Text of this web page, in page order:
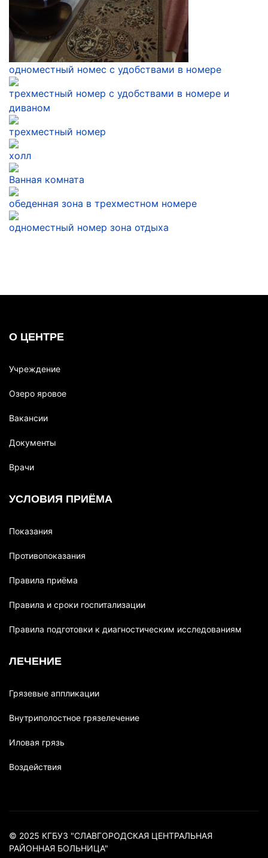
одноместный номес с удобствами в номере
трехместный номер с удобствами в номере и
диваном
трехместный номер
холл
Ванная комната
обеденная зона в трехместном номере
одноместный номер зона отдыха
О ЦЕНТРЕ
Учреждение
Озеро яровое
Вакансии
Документы
Врачи
УСЛОВИЯ ПРИЁМА
Показания
Противопоказания
Правила приёма
Правила и сроки госпитализации
Правила подготовки к диагностическим исследованиям
ЛЕЧЕНИЕ
Грязевые аппликации
Внутриполостное грязелечение
Иловая грязь
Воздействия
© 2025 КГБУЗ "СЛАВГОРОДСКАЯ ЦЕНТРАЛЬНАЯ
РАЙОННАЯ БОЛЬНИЦА"